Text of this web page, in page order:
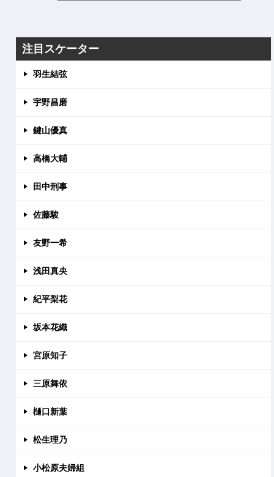
注目スケーター
羽生結弦
宇野昌磨
鍵山優真
高橋大輔
田中刑事
佐藤駿
友野一希
浅田真央
紀平梨花
坂本花織
宮原知子
三原舞依
樋口新葉
松生理乃
小松原夫婦組